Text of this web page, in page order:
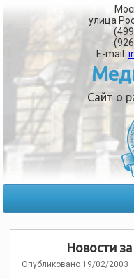
улица
E-mail:
Сайт о
Новости
Опубликовано 19/02/2003